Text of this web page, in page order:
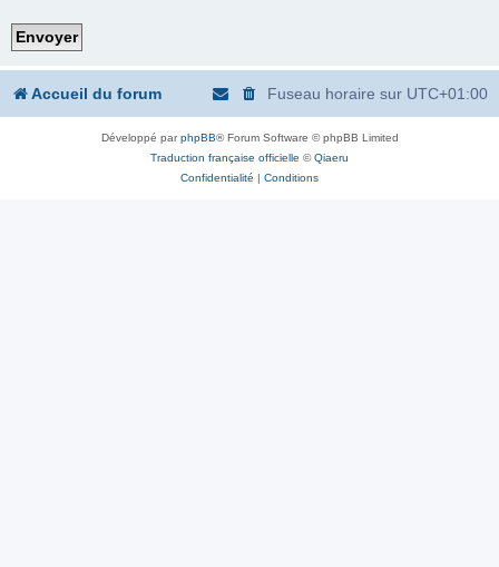
Accueil du forum Fuseau horaire sur UTC+01:00
Développé parphpBB® Forum Software © phpBB Limited
Traduction française officielle ©Qiaeru
Confidentialité | Conditions